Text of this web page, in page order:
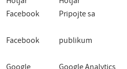
Facebook
Pripojte sa
Facebook
publikum